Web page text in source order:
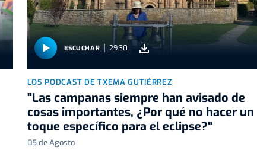
ESCUCHAR 29:30
LOS PODCAST DE TXEMA GUTIÉRREZ
"Las campanas siempre han avisado de
cosas importantes, ¿Por qué no hacer un
toque específico para el eclipse?"
05 de Agosto